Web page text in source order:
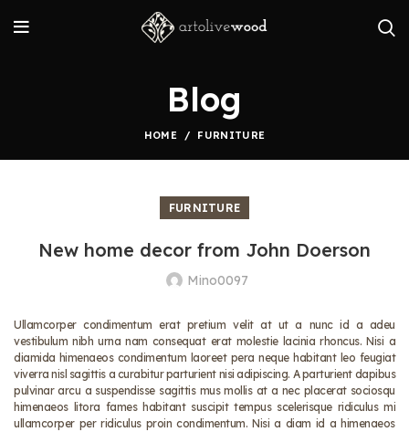
Blog
HOME FURNITURE
FURNITURE
New home decor from John Doerson
Mino0097
Ullamcorper condimentum erat pretium velit at ut a nunc id a adeu
vestibulum nibh urna nam consequat erat molestie lacinia rhoncus. Nisi a
diamida himenaeos condimentum laoreet pera neque habitant leo feugiat
viverra nisl sagittis a curabitur parturient nisi adipiscing. A parturient dapibus
pulvinar arcu a suspendisse sagittis mus mollis at a nec placerat sociosqu
himenaeos litora fames habitant suscipit tempus scelerisque ridiculus mi
ullamcorper per ridiculus proin condimentum. Nisi a diam id a himenaeos